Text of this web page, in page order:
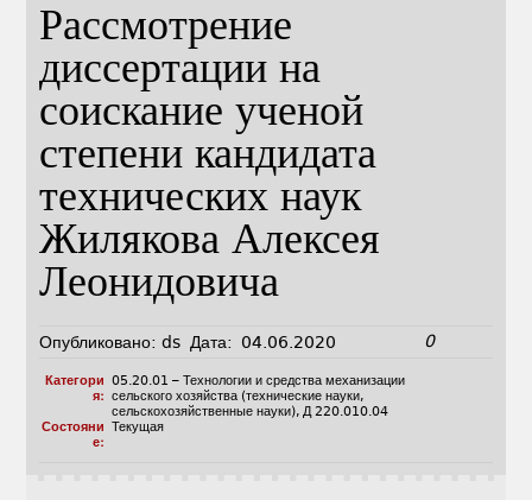
Рассмотрение
диссертации на
соискание ученой
степени кандидата
технических наук
Жилякова Алексея
Леонидовича
Опубликовано: ds Дата: 04.06.2020 0
Категори
я:
05.20.01 – Технологии и средства механизации
сельского хозяйства (технические науки,
сельскохозяйственные науки), Д 220.010.04
Состояни
е:
Текущая